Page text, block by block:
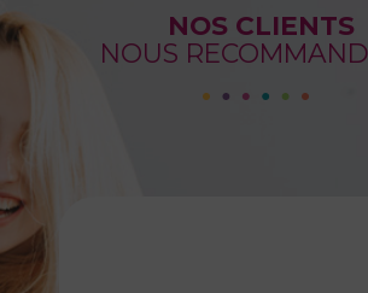
NOS CLIENTS
NOUS